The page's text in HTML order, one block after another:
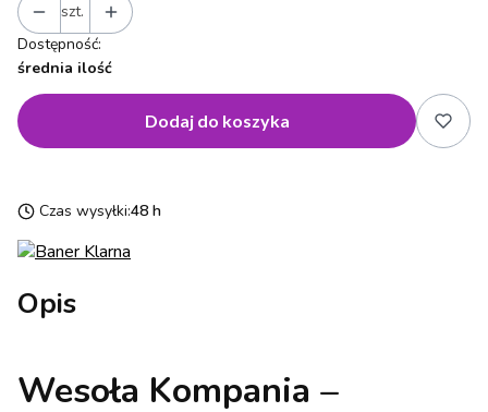
szt.
Dostępność:
średnia ilość
Dodaj do koszyka
Czas wysyłki:48 h
Opis
Wesoła Kompania –